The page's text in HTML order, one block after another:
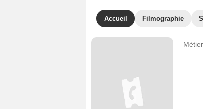
Accueil Filmographie
Métier